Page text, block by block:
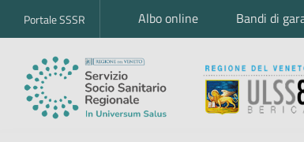
Portale SSSR Albo online Bandi di